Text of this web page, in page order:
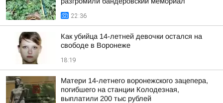
22:36
Как убийца 14-летней девочки остался на
свободе в Воронеже
18:19
Матери 14-летнего воронежского зацепера,
погибшего на станции Колодезная,
выплатили 200 тыс рублей